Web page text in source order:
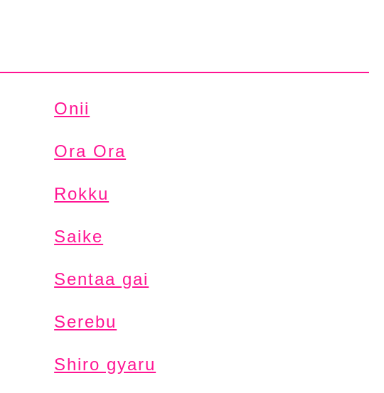
Onii
Ora Ora
Rokku
Saike
Sentaa gai
Serebu
Shiro gyaru